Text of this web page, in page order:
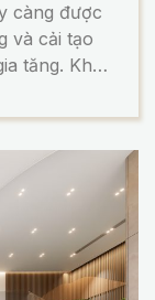
càng được
và cải tạo
tăng. Khác
đặc thù